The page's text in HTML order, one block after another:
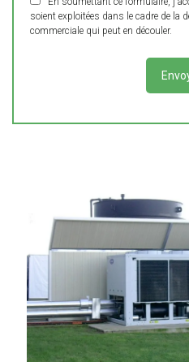
soient exploitées dans le cadre de la
commerciale qui peut en découler.